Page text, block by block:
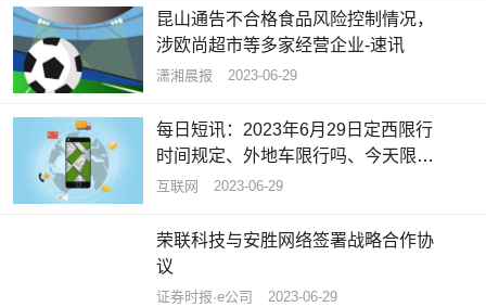
昆山通告不合格食品风险控制情况，
涉欧尚超市等多家经营企业-速讯
潇湘晨报 2023-06-29
每日短讯：2023年6月29日定西限行
时间规定、外地车限行吗、今天限行
尾号限行限号最新规定时间查询
互联网 2023-06-29
荣联科技与安胜网络签署战略合作协
议
证券时报·e公司 2023-06-29